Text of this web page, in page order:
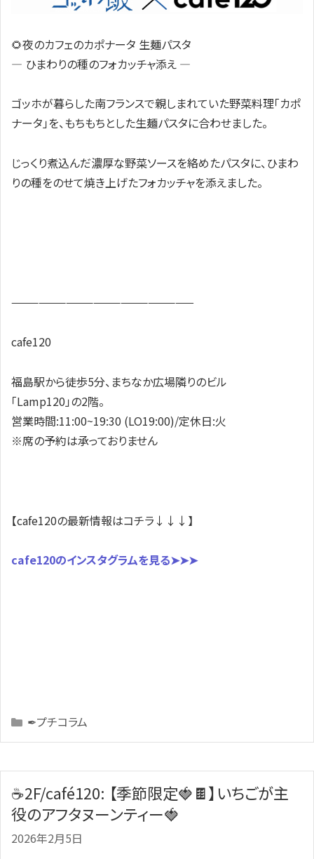
🌻夜のカフェのカポナータ 生麺パスタ
― ひまわりの種のフォカッチャ添え ―
ゴッホが暮らした南フランスで親しまれていた野菜料理「カポ
ナータ」を、もちもちとした生麺パスタに合わせました。
じっくり煮込んだ濃厚な野菜ソースを絡めたパスタに、ひまわ
りの種をのせて焼き上げたフォカッチャを添えました。
————————————————————
cafe120
福島駅から徒歩5分、まちなか広場隣りのビル
「Lamp120」の2階。
営業時間:11:00~19:30 (LO19:00)/定休日:火
※席の予約は承っておりません
【cafe120の最新情報はコチラ↓↓↓】
cafe120のインスタグラムを見る➤➤➤
Categories
✒プチコラム
☕2F/café120: 【季節限定🍓🍫】いちごが主
役のアフタヌーンティー🍓
2026年2月5日